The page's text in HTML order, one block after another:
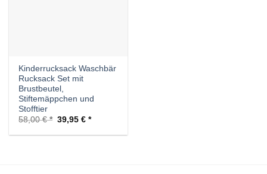
Kinderrucksack Waschbär
Rucksack Set mit
Brustbeutel,
Stiftemäppchen und
Stofftier
58,00€
Ursprünglicher
war:
39,95€ Aktueller
ist: